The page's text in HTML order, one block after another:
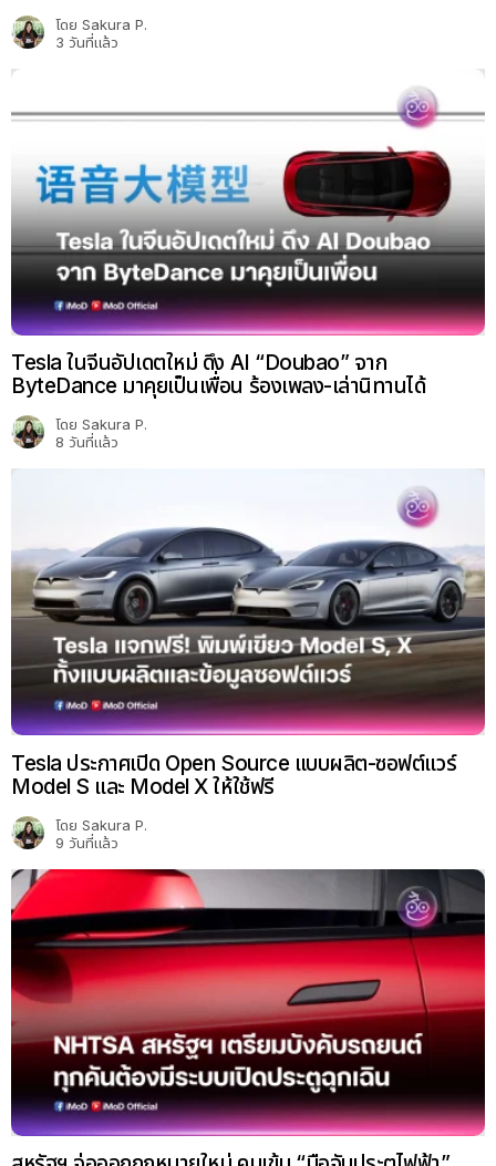
โดย Sakura P.
3 วันที่แล้ว
Tesla ในจีนอัปเดตใหม่ ดึง AI “Doubao” จาก
ByteDance มาคุยเป็นเพื่อน ร้องเพลง-เล่านิทานได้
โดย Sakura P.
8 วันที่แล้ว
Tesla ประกาศเปิด Open Source แบบผลิต-ซอฟต์แวร์
Model S และ Model X ให้ใช้ฟรี
โดย Sakura P.
9 วันที่แล้ว